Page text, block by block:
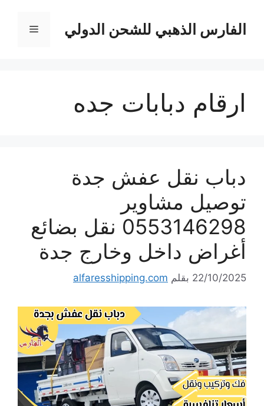
المحتوىالفارس الذهبي للشحن الدولي القائمة
ارقام دبابات جده
دباب نقل عفش جدة
توصيل مشاوير
0553146298 نقل بضائع
أغراض داخل وخارج جدة
22/10/2025 بقلم alfaresshipping.com